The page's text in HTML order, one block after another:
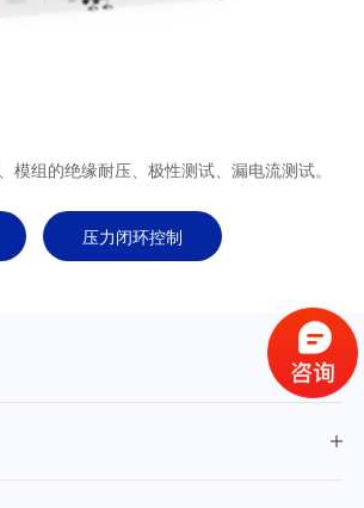
模组的绝缘耐压、极性测试、漏电流测试。
压力闭环控制